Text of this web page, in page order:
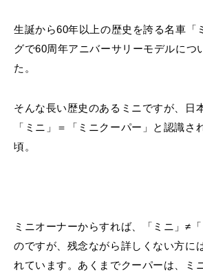
リクルート
生誕から60年以上の歴史を誇る名車「
グで60周年アニバーサリーモデルにつ
た。
そんな長い歴史のあるミニですが、日
「ミニ」＝「ミニクーパー」と認識さ
頃。
ミニオーナーからすれば、「ミニ」≠
のですが、残念ながら詳しくない方に
れています。あくまでクーパーは、ミ